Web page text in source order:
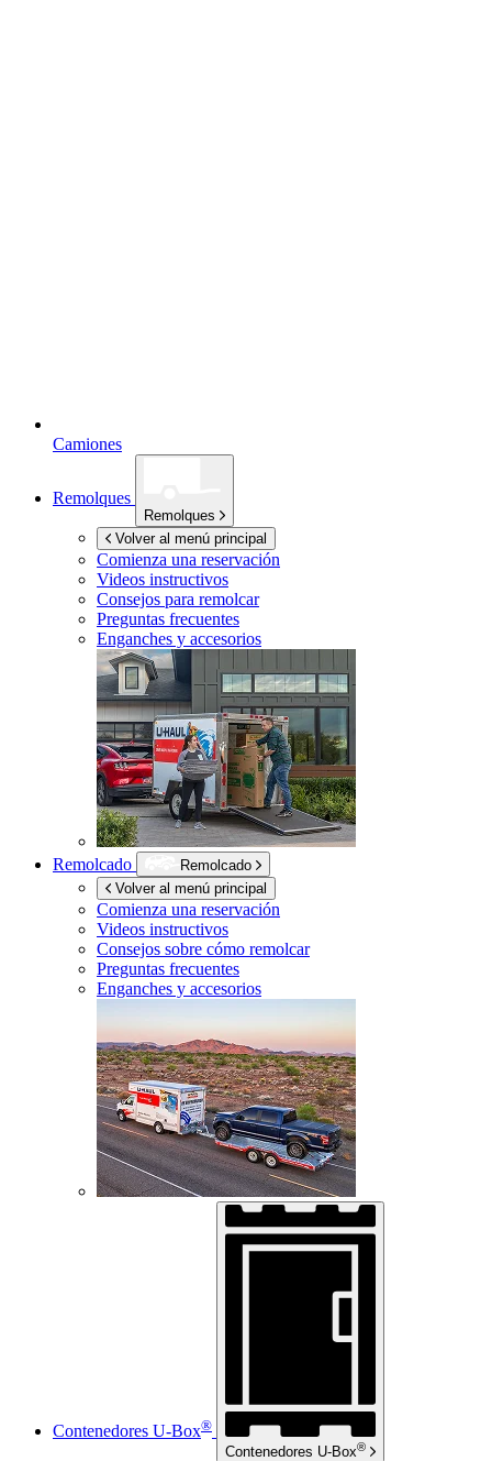
Camiones
Remolques
Remolques
Volver al menú principal
Comienza una reservación
Videos instructivos
Consejos para remolcar
Preguntas frecuentes
Enganches y accesorios
Remolcado
Remolcado
Volver al menú principal
Comienza una reservación
Videos instructivos
Consejos sobre cómo remolcar
Preguntas frecuentes
Enganches y accesorios
Contenedores U-Box®
Contenedores U-Box®